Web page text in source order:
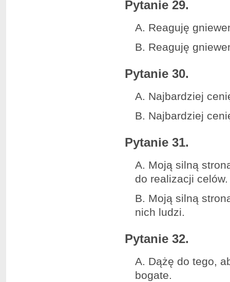
Pytanie 29.
A. Reaguję
B. Reaguję
Pytanie 30.
A. Najbardziej
B. Najbardziej
Pytanie 31.
A. Moją silną
do realizacji celów.
B. Moją silną
nich ludzi.
Pytanie 32.
A. Dążę do tego,
bogate.